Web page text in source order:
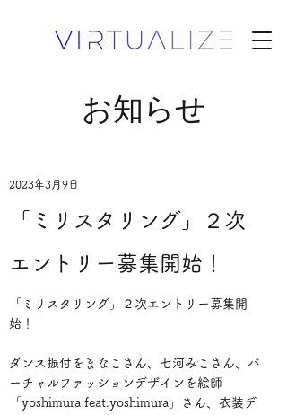
お知らせ
2023年3月9日
「ミリスタリング」２次
エントリー募集開始！
「ミリスタリング」２次エントリー募集開
始！
ダンス振付をまなこさん、七河みこさん、バ
ーチャルファッションデザインを絵師
「yoshimura feat.yoshimura」さん、衣装デ